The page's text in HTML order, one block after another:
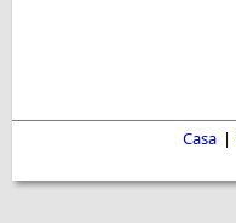
Casa |